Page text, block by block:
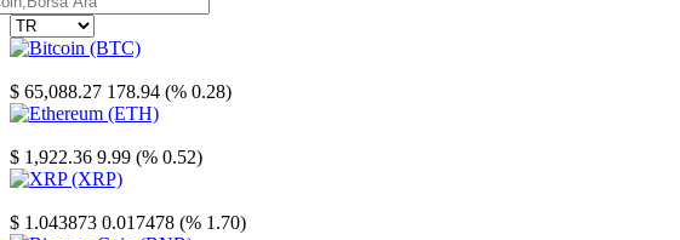
$ 65,088.27 178.94 (% 0.28)
$ 1,922.36 9.99 (% 0.52)
$ 1.043873 0.017478 (% 1.70)